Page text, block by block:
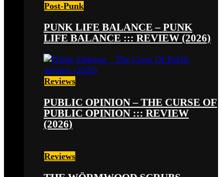
Post-Punk
PUNK LIFE BALANCE – PUNK
LIFE BALANCE ::: REVIEW (2026)
Reviews
PUBLIC OPINION – THE CURSE OF
PUBLIC OPINION ::: REVIEW
(2026)
Reviews